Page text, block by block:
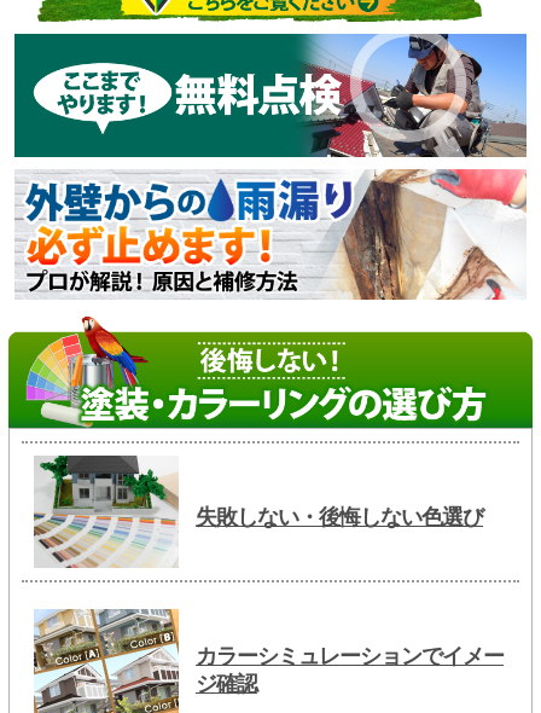
失敗しない・後悔しない色選び
カラーシミュレーションでイメー
ジ確認